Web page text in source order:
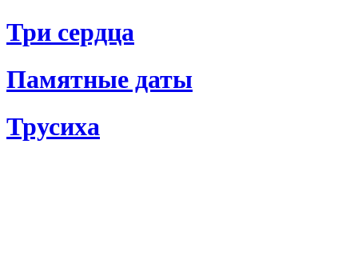
Три сердца
Памятные даты
Трусиха